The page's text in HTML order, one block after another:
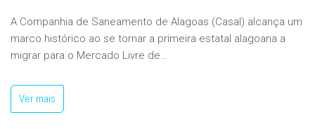
A Companhia de Saneamento de Alagoas (Casal) alcança um
marco histórico ao se tornar a primeira estatal alagoana a
migrar para o Mercado Livre de…
Ver mais